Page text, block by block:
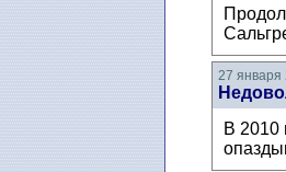
27 января
В 2010